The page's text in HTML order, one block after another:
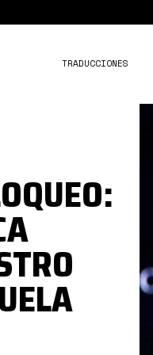
TRADUCCIONES